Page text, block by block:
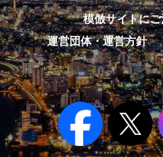
模倣サイトに
運営団体・運営方針